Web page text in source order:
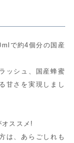
で約4個分の国産
ッシュ、国産蜂蜜
甘さを実現しまし
ススメ!
は、あらごしれも